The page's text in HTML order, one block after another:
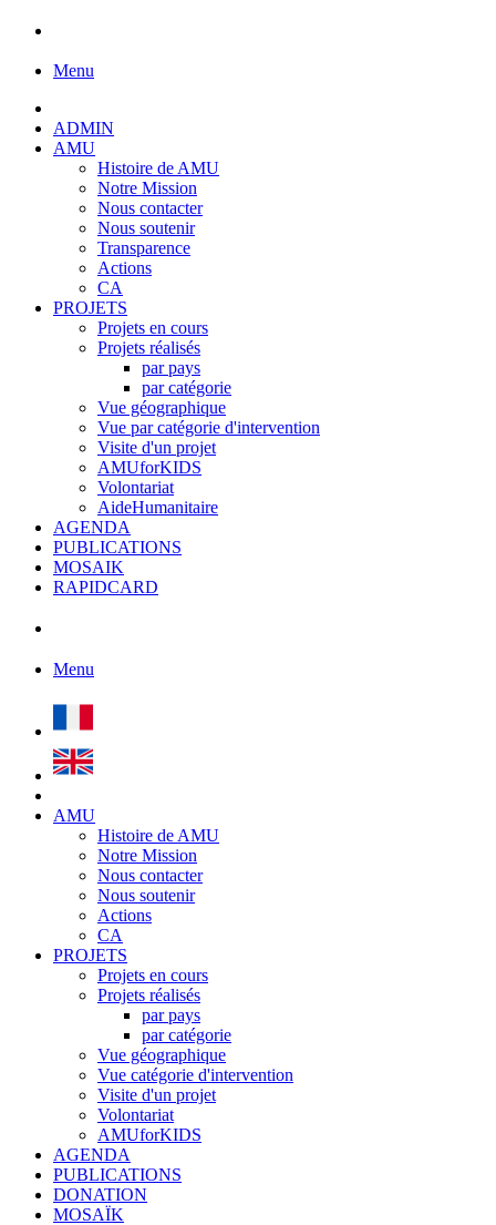
Menu
ADMIN
AMU
Histoire de AMU
Notre Mission
Nous contacter
Nous soutenir
Transparence
Actions
CA
PROJETS
Projets en cours
Projets réalisés
par pays
par catégorie
Vue géographique
Vue par catégorie d'intervention
Visite d'un projet
AMUforKIDS
Volontariat
AideHumanitaire
AGENDA
PUBLICATIONS
MOSAIK
RAPIDCARD
Menu
AMU
Histoire de AMU
Notre Mission
Nous contacter
Nous soutenir
Actions
CA
PROJETS
Projets en cours
Projets réalisés
par pays
par catégorie
Vue géographique
Vue catégorie d'intervention
Visite d'un projet
Volontariat
AMUforKIDS
AGENDA
PUBLICATIONS
DONATION
MOSAÏK